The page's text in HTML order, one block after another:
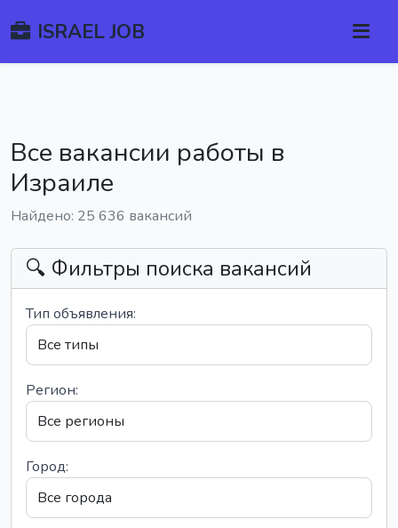
ISRAEL JOB
Все вакансии работы в
Израиле
Найдено: 25 636 вакансий
🔍 Фильтры поиска вакансий
Тип объявления:
Регион:
Город: